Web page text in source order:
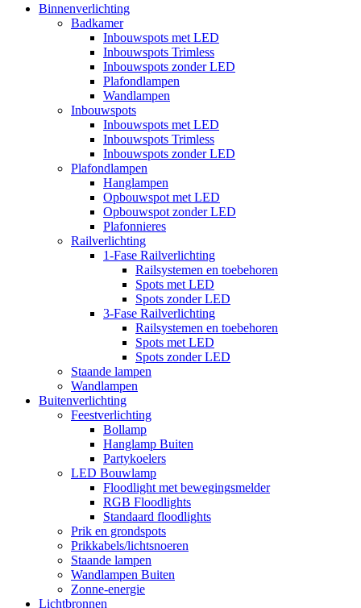
Binnenverlichting
Badkamer
Inbouwspots met LED
Inbouwspots Trimless
Inbouwspots zonder LED
Plafondlampen
Wandlampen
Inbouwspots
Inbouwspots met LED
Inbouwspots Trimless
Inbouwspots zonder LED
Plafondlampen
Hanglampen
Opbouwspot met LED
Opbouwspot zonder LED
Plafonnieres
Railverlichting
1-Fase Railverlichting
Railsystemen en toebehoren
Spots met LED
Spots zonder LED
3-Fase Railverlichting
Railsystemen en toebehoren
Spots met LED
Spots zonder LED
Staande lampen
Wandlampen
Buitenverlichting
Feestverlichting
Bollamp
Hanglamp Buiten
Partykoelers
LED Bouwlamp
Floodlight met bewegingsmelder
RGB Floodlights
Standaard floodlights
Prik en grondspots
Prikkabels/lichtsnoeren
Staande lampen
Wandlampen Buiten
Zonne-energie
Lichtbronnen